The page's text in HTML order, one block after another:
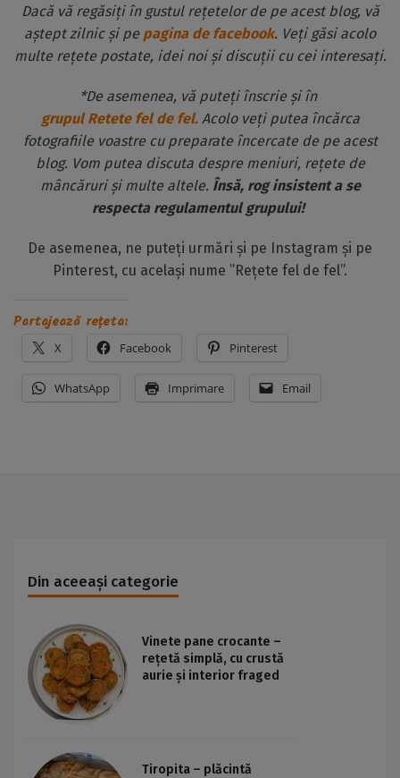
Dacă vă regăsiți în gustul rețetelor de pe acest blog, vă
aștept zilnic și pe pagina de facebook. Veți găsi acolo
multe rețete postate, idei noi și discuții cu cei interesați.
*De asemenea, vă puteți înscrie și în
grupul Retete fel de fel.Acolo veți putea încărca
fotografiile voastre cu preparate încercate de pe acest
blog. Vom putea discuta despre meniuri, rețete de
mâncăruri și multe altele. Însă, rog insistent a se
respecta regulamentul grupului!
De asemenea, ne puteți urmări și pe Instagram și pe
Pinterest, cu același nume ”Rețete fel de fel”.
Partajează rețeta:
X Facebook Pinterest
WhatsApp Imprimare Email
Din aceeași categorie
Vinete pane crocante –
rețetă simplă, cu crustă
aurie și interior fraged
Tiropita – plăcintă